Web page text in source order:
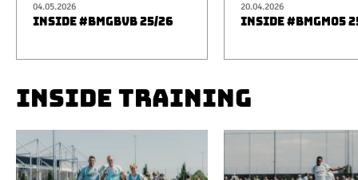
04.05.2026
INSIDE #BMGBVB 25/26
20.04.2026
INSIDE #BMGM05
INSIDE TRAINING